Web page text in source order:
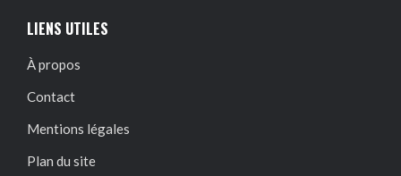
LIENS UTILES
À propos
Contact
Mentions légales
Plan du site